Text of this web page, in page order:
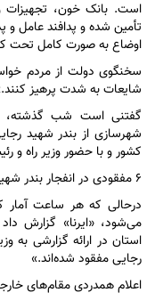
است. بانک خون، تجهیزات
تأمین شده و پدافند عامل
اوضاع به صورت کامل تحت
سخنگوی دولت از مردم
شایعات به شدت پرهیز
گفتنی است شب گذشته،
شهرسازی از بندر شهید
کشور و با حضور وزیر راه و
۶ مفقودی در انفجار بندر شهید رجایی
درحالی که هر ساعت آمار
می‌شود، «ایرنا» گزارش
رجایی مفقود شده‌اند.»
اعلام همدردی مقام‌های